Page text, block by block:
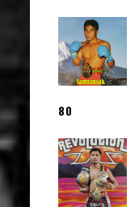
80